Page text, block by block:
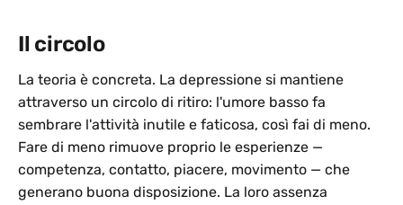
Il circolo
La teoria è concreta. La depressione si mantiene
attraverso un circolo di ritiro: l'umore basso fa
sembrare l'attività inutile e faticosa, così fai di meno.
Fare di meno rimuove proprio le esperienze —
competenza, contatto, piacere, movimento — che
generano buona disposizione. La loro assenza